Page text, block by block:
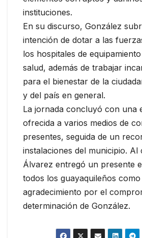
instituciones.
En su discurso, González
intención de dotar a las
los hospitales de
salud, además de trabajar
para el bienestar de la
y del país en general.
La jornada concluyó con una
ofrecida a varios medios de
presentes, seguida de un
instalaciones del municipio. Al
Álvarez entregó un presente
todos los guayaquileños
agradecimiento por el
determinación de González.